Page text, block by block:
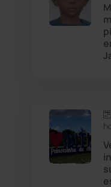
Dom Basílio
Érico Cardoso
Esportes